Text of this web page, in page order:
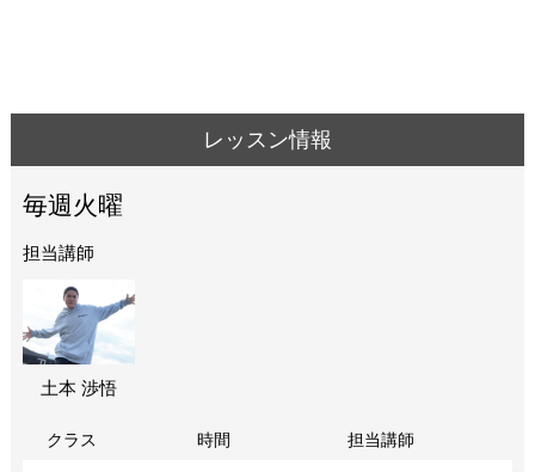
レッスン情報
毎週火曜
担当講師
土本 渉悟
クラス 時間 担当講師